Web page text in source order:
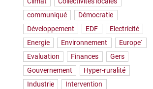
communiqué
Démocratie
Développement
EDF
Electricité
Energie
Environnement
Europe`
Evaluation
Finances
Gers
Gouvernement
Hyper-ruralité
Industrie
Intervention